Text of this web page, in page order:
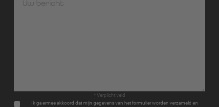
* Verplicht veld
Ik ga ermee akkoord dat mijn gegevens van het formulier worden verzameld en